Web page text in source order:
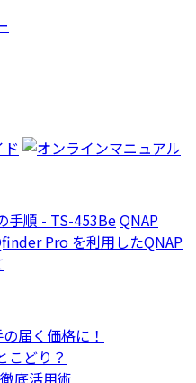
手順 - TS-453BeQNAP
Pro を利用したQNAP